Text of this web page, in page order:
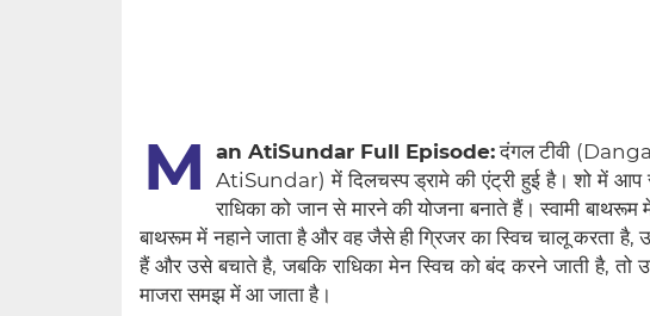
M an AtiSundar Full Episode:दंगल टीवी
AtiSundar) में दिलचस्प ड्रामे की एंट्री हुई है। शो में आप
राधिका को जान से मारने की योजना बनाते हैं। स्वामी
बाथरूम में नहाने जाता है और वह जैसे ही ग्रिजर का स्विच चालू करता
हैं और उसे बचाते है, जबकि राधिका मेन स्विच को बंद करने जाती है, तो
माजरा समझ में आ जाता है।